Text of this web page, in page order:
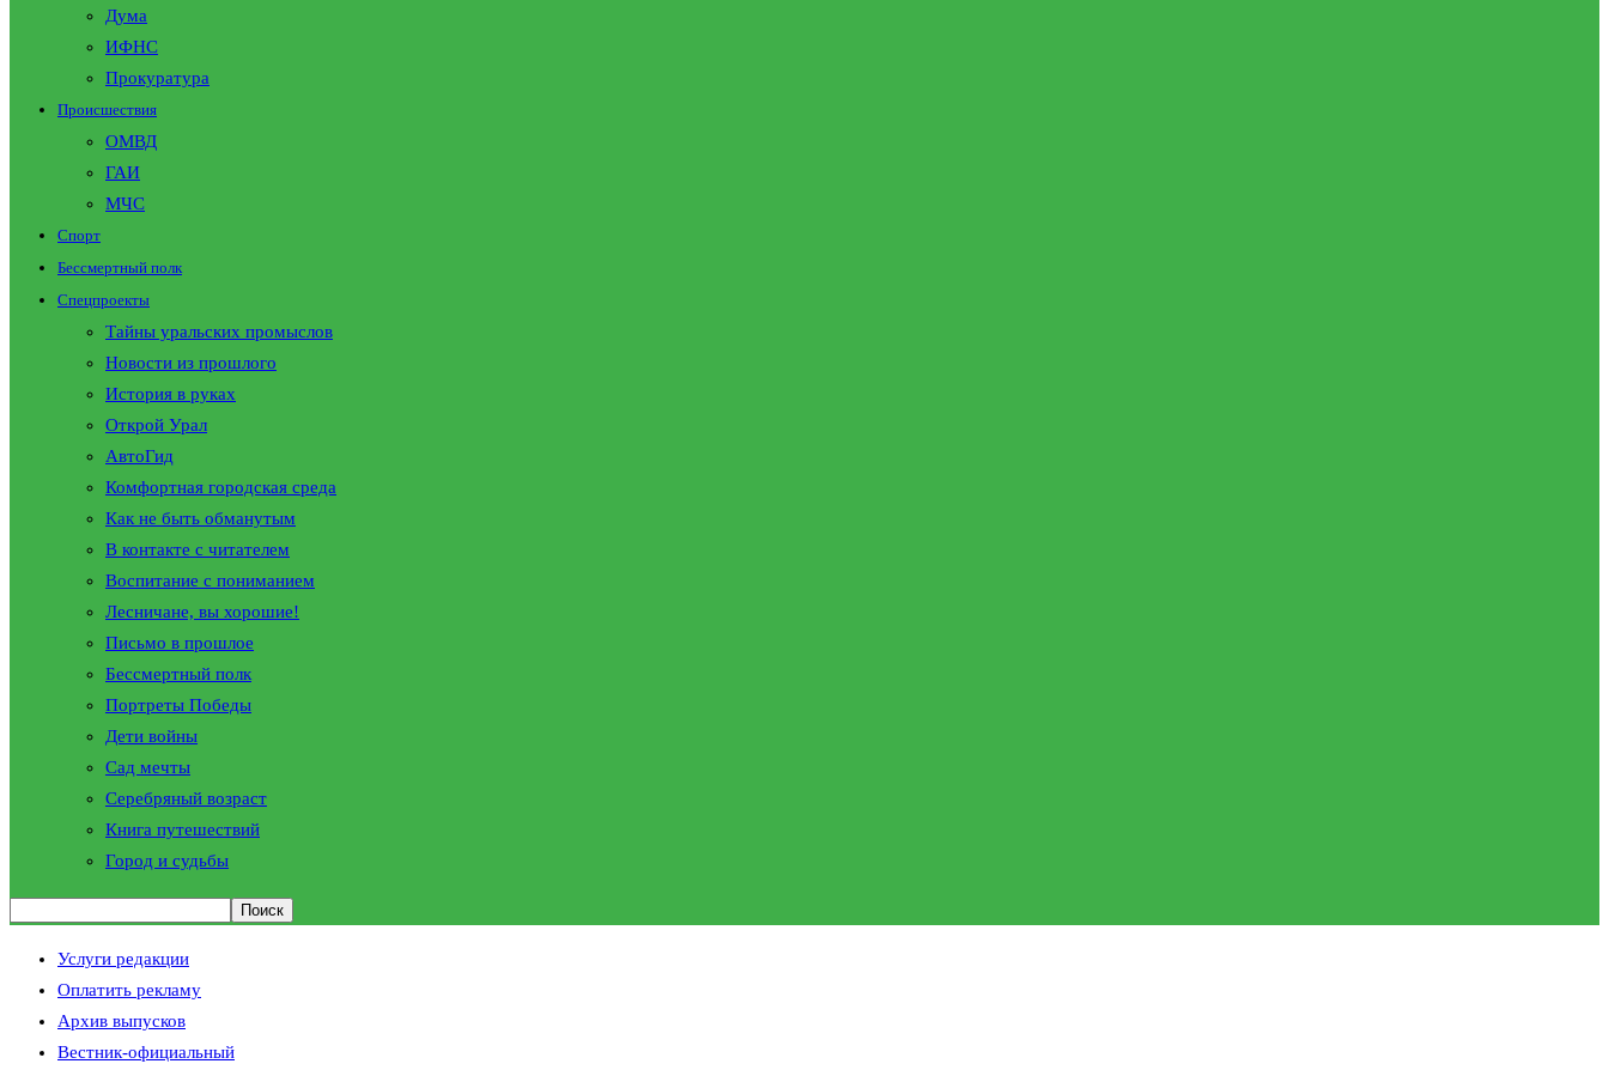
Дума
ИФНС
Прокуратура
Происшествия
ОМВД
ГАИ
МЧС
Спорт
Бессмертный полк
Спецпроекты
Тайны уральских промыслов
Новости из прошлого
История в руках
Открой Урал
АвтоГид
Комфортная городская среда
Как не быть обманутым
В контакте с читателем
Воспитание с пониманием
Лесничане, вы хорошие!
Письмо в прошлое
Бессмертный полк
Портреты Победы
Дети войны
Сад мечты
Серебряный возраст
Книга путешествий
Город и судьбы
Услуги редакции
Оплатить рекламу
Архив выпусков
Вестник-официальный